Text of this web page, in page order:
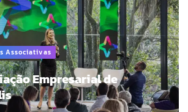
Associativas
Empresarial de